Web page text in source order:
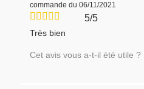
commande du 06/11/2021
5/5
Très bien
Cet avis vous a-t-il été utile ?